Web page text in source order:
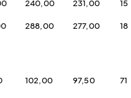
240,00 231,00
288,00 277,00
102,00 97,50